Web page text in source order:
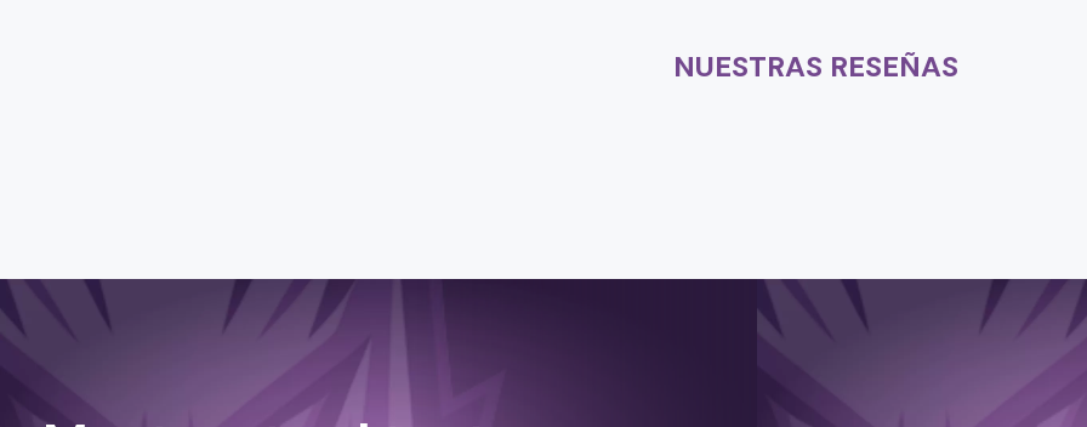
NUESTRAS RESEÑAS